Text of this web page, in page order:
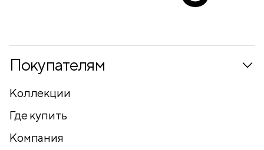
Покупателям
Коллекции
Где купить
Компания